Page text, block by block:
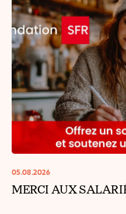
05.08.2026
MERCI AUX